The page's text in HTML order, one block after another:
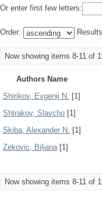
Or enter first few letters:
Order:
Now showing items 8-11 of
Authors Name
Shirikov, Evgenij N. [1]
Shtrakov, Slavcho [1]
Skiba, Alexander N. [1]
Zekoviс, Biljana[1]
Now showing items 8-11 of